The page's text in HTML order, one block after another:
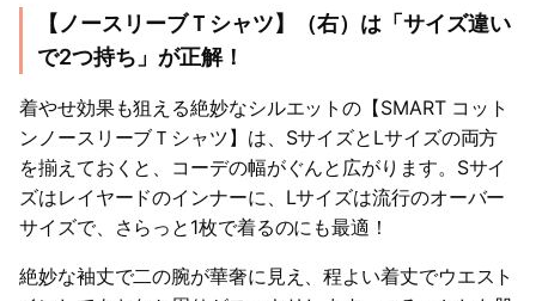
【ノースリーブＴシャツ】（右）は「サイズ違い
で2つ持ち」が正解！
着やせ効果も狙える絶妙なシルエットの【SMART コット
ンノースリーブＴシャツ】は、SサイズとLサイズの両方
を揃えておくと、コーデの幅がぐんと広がります。Sサイ
ズはレイヤードのインナーに、Lサイズは流行のオーバー
サイズで、さらっと1枚で着るのにも最適！
絶妙な袖丈で二の腕が華奢に見え、程よい着丈でウエスト